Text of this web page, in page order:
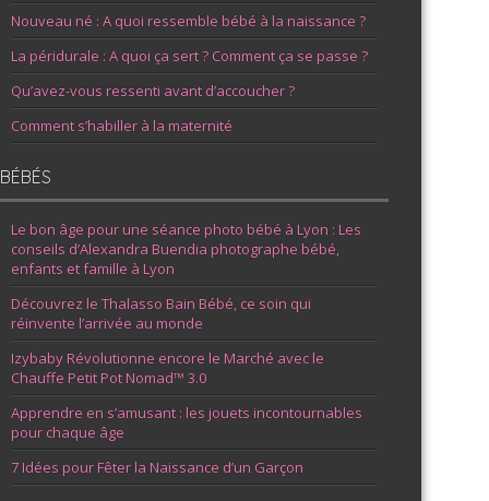
Nouveau né : A quoi ressemble bébé à la naissance ?
La péridurale : A quoi ça sert ? Comment ça se passe ?
Qu’avez-vous ressenti avant d’accoucher ?
Comment s’habiller à la maternité
BÉBÉS
Le bon âge pour une séance photo bébé à Lyon : Les
conseils d’Alexandra Buendia photographe bébé,
enfants et famille à Lyon
Découvrez le Thalasso Bain Bébé, ce soin qui
réinvente l’arrivée au monde
Izybaby Révolutionne encore le Marché avec le
Chauffe Petit Pot Nomad™ 3.0
Apprendre en s’amusant : les jouets incontournables
pour chaque âge
7 Idées pour Fêter la Naissance d’un Garçon